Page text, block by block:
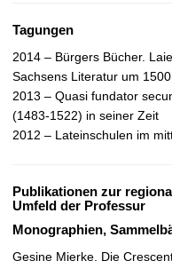
Tagungen
2014 – Bürgers Bücher.
Sachsens Literatur um 1500
2013 – Quasi fundator
(1483-1522) in seiner Zeit
2012 – Lateinschulen im
Publikationen zur
Umfeld der Professur
Monographien,
Gesine Mierke, Die